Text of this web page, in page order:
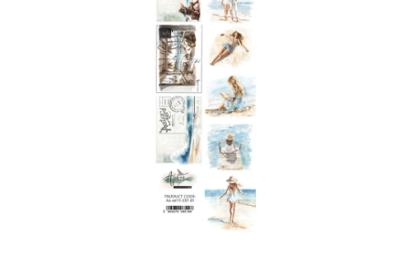
Moje objednávka
Obchodní podmínky
Podmínky ochrany osobních údajů
Ověřování recenzí